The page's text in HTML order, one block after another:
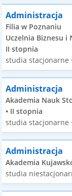
Administracja
Filia w Poznaniu
Uczelnia Biznesu i
II stopnia
studia stacjonarne
Administracja
Akademia Nauk
• II stopnia
studia stacjonarne
Administracja
Akademia
studia